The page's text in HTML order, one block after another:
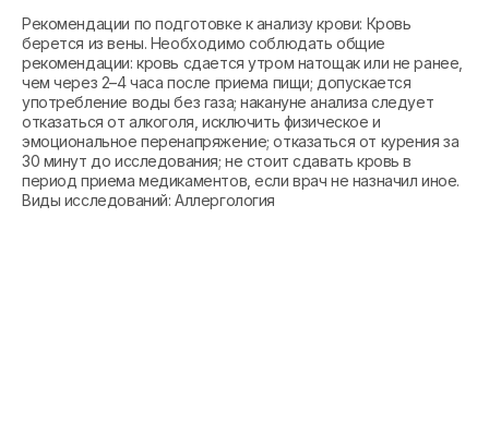
Рекомендации по подготовке к анализу крови: Кровь
берется из вены. Необходимо соблюдать общие
рекомендации: кровь сдается утром натощак или не ранее,
чем через 2–4 часа после приема пищи; допускается
употребление воды без газа; накануне анализа следует
отказаться от алкоголя, исключить физическое и
эмоциональное перенапряжение; отказаться от курения за
30 минут до исследования; не стоит сдавать кровь в
период приема медикаментов, если врач не назначил иное.
Виды исследований: Аллергология